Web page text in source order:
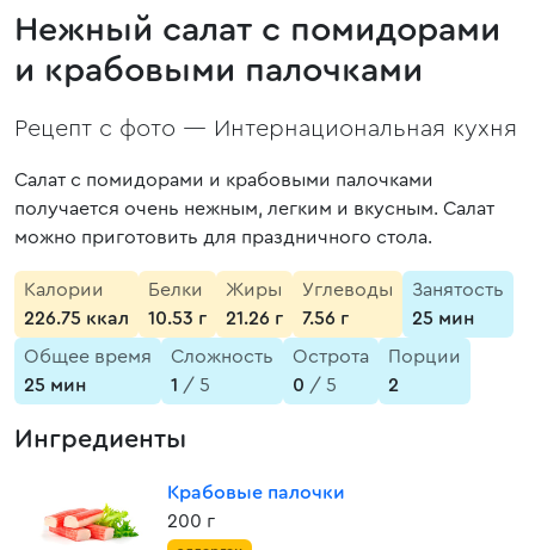
Нежный салат с помидорами
и крабовыми палочками
Рецепт с фото — Интернациональная кухня
Салат с помидорами и крабовыми палочками
получается очень нежным, легким и вкусным. Салат
можно приготовить для праздничного стола.
Калории
226.75 ккал
Белки
10.53 г
Жиры
21.26 г
Углеводы
7.56 г
Занятость
25 мин
Общее время
25 мин
Сложность
1 / 5
Острота
0 / 5
Порции
2
Ингредиенты
Крабовые палочки
200 г